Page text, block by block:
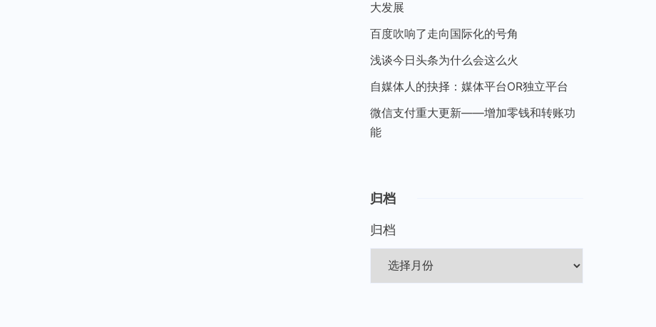
大发展
百度吹响了走向国际化的号角
浅谈今日头条为什么会这么火
自媒体人的抉择：媒体平台OR独立平台
微信支付重大更新——增加零钱和转账功
能
归档
归档